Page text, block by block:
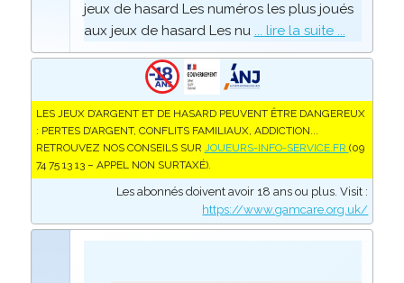
jeux de hasard Les numéros les plus joués
aux jeux de hasard Les nu ... lire la suite ...
LES JEUX D’ARGENT ET DE HASARD PEUVENT ÊTRE DANGEREUX
: PERTES D’ARGENT, CONFLITS FAMILIAUX, ADDICTION...
RETROUVEZ NOS CONSEILS SUR JOUEURS-INFO-SERVICE.FR (09
74 75 13 13 – APPEL NON SURTAXÉ).
Les abonnés doivent avoir 18 ans ou plus. Visit :
https://www.gamcare.org.uk/